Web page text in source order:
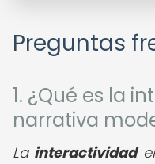
Preguntas
1. ¿Qué es la
narrativa
La interactividad